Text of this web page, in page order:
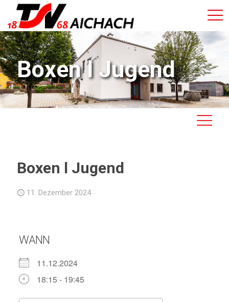
Boxen l Jugend
Boxen l Jugend
11. Dezember 2024
WANN
11.12.2024
18:15 - 19:45